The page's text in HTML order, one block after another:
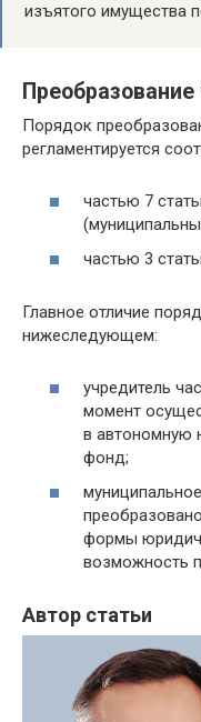
изъятого имущества
Порядок
регламентируется
частью 7
частью 3
Главное отличие
нижеследующем:
учредитель
момент
в автономную
фонд;
формы
возможность
Автор статьи